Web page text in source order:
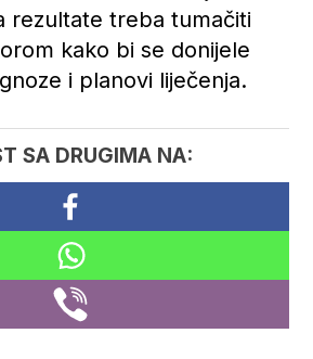
rezultate treba tumačiti
kako bi se donijele
i planovi liječenja.
SA DRUGIMA NA: